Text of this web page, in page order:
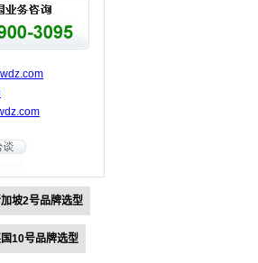
坡2号品牌选型
10号品牌选型